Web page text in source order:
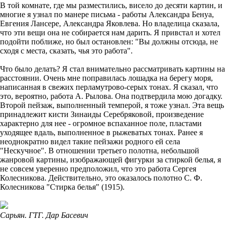
В той комнате, где мы разместились, висело до десяти картин, и
многие я узнал по манере письма - работы Александра Бенуа,
Евгения Лансере, Александра Яковлева. Но владелица сказала,
что эти вещи она не собирается нам дарить. Я привстал и хотел
подойти поближе, но был остановлен: "Вы должны отсюда, не
сходя с места, сказать, чья это работа".
Что было делать? Я стал внимательно рассматривать картины на
расстоянии. Очень мне поправилась лошадка на берегу моря,
написанная в свежих перламутрово-серых тонах. Я сказал, что
это, вероятно, работа А. Рылова. Она подтвердила мою догадку.
Второй пейзаж, выполненный темперой, я тоже узнал. Эта вещь
принадлежит кисти Зинаиды Серебряковой, произведение
характерно для нее - огромное вспаханное поле, пластами
уходящее вдаль, выполненное в рыжеватых тонах. Ранее я
неоднократно видел такие пейзажи родного ей села
"Нескучное". В отношении третьего полотна, небольшой
жанровой картины, изображающей фигурки за стиркой белья, я
не совсем уверенно предположил, что это работа Сергея
Колесникова. Действительно, это оказалось полотно С. Ф.
Колесникова "Стирка белья" (1915).
Сарьян. ГТГ. Дар Басевич